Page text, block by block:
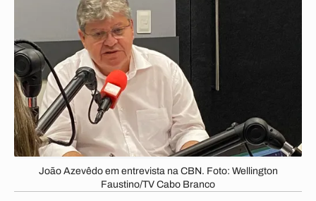
João Azevêdo em entrevista na CBN. Foto: Wellington
Faustino/TV Cabo Branco